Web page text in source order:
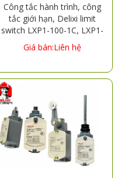
Công tắc hành trình, công
tắc giới hạn, Delixi limit
switch LXP1-100-1C, LXP1-
100-E, LXP1-120-1C, LXP1-
120-1D, LXP1-120-1E,
LXP1-120-1U, LXP1-120-1V
Giá bán:Liên hệ